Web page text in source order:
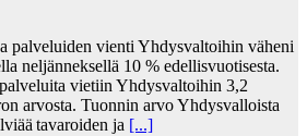
palveluiden vienti Yhdysvaltoihin väheni
neljänneksellä 10 % edellisvuotisesta.
vietiin Yhdysvaltoihin 3,2
arvosta. Tuonnin arvo Yhdysvalloista
tavaroiden ja [...]